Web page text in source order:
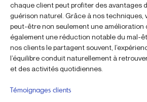
chaque client peut profiter des avantages
guérison naturel. Grâce à nos techniques,
peut-être non seulement une amélioration
également une réduction notable du mal-
nos clients le partagent souvent,
l’équilibre conduit naturellement à
et des activités quotidiennes.
Témoignages clients